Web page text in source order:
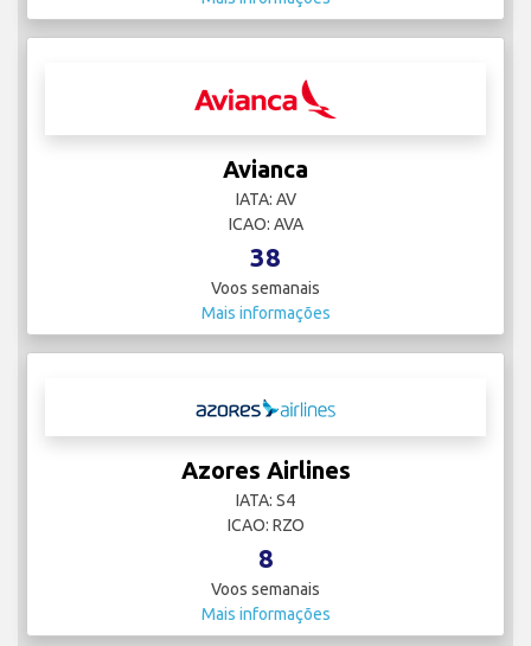
Avianca
IATA: AV
ICAO: AVA
38
Voos semanais
Mais informações
Azores Airlines
IATA: S4
ICAO: RZO
8
Voos semanais
Mais informações